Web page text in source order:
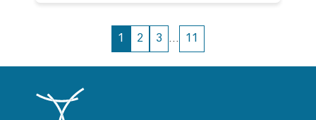
Accéder à la page 1
1 Accéder à la page 2
2 Accéder à la page 3
3 ... Accéder à la page 11
11